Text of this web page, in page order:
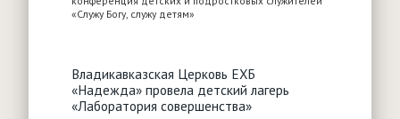
«Служу Богу, служу детям»
Владикавказская Церковь ЕХБ
«Надежда» провела детский лагерь
«Лаборатория совершенства»